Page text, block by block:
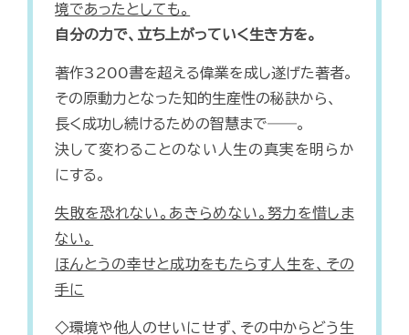
境であったとしても。
自分の力で、立ち上がっていく生き方を。
著作3200書を超える偉業を成し遂げた著者。
その原動力となった知的生産性の秘訣から、
長く成功し続けるための智慧まで――。
決して変わることのない人生の真実を明らか
にする。
失敗を恐れない。あきらめない。努力を惜しま
ない。
ほんとうの幸せと成功をもたらす人生を、その
手に
◇環境や他人のせいにせず、その中からどう生